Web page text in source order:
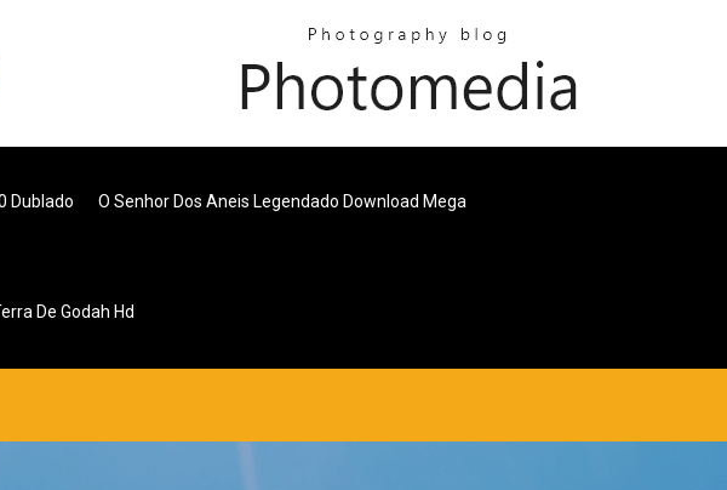
Dublado O Senhor Dos Aneis Legendado Download Mega
De Godah Hd